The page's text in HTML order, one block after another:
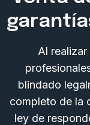
Al
blindado
completo de la
ley de